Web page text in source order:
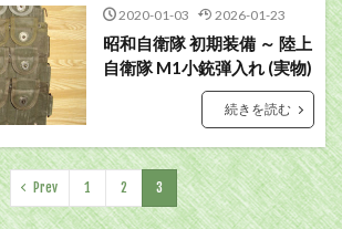
2020-01-03 2026-01-23
昭和自衛隊 初期装備 ～ 陸上
自衛隊 M1小銃弾入れ (実物)
続きを読む
Prev 1 2 3